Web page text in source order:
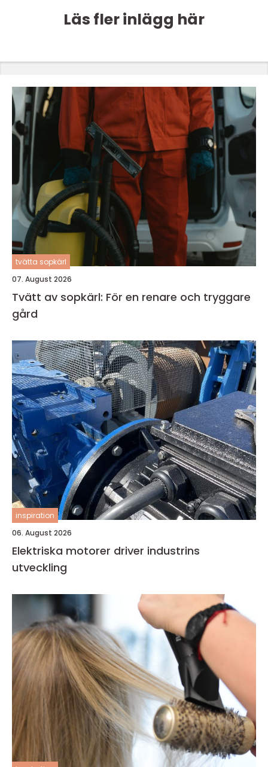
Läs fler inlägg här
tvätta sopkärl
07. August 2026
Tvätt av sopkärl: För en renare och tryggare
gård
inspiration
06. August 2026
Elektriska motorer driver industrins
utveckling